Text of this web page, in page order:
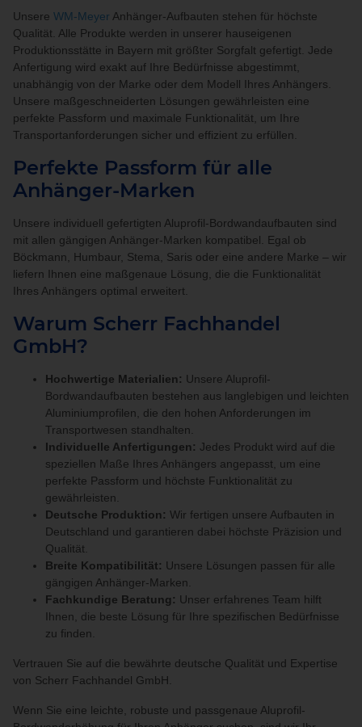
Unsere WM-Meyer Anhänger-Aufbauten stehen für höchste
Qualität. Alle Produkte werden in unserer hauseigenen
Produktionsstätte in Bayern mit größter Sorgfalt gefertigt. Jede
Anfertigung wird exakt auf Ihre Bedürfnisse abgestimmt,
unabhängig von der Marke oder dem Modell Ihres Anhängers.
Unsere maßgeschneiderten Lösungen gewährleisten eine
perfekte Passform und maximale Funktionalität, um Ihre
Transportanforderungen sicher und effizient zu erfüllen.
Perfekte Passform für alle
Anhänger-Marken
Unsere individuell gefertigten Aluprofil-Bordwandaufbauten sind
mit allen gängigen Anhänger-Marken kompatibel. Egal ob
Böckmann, Humbaur, Stema, Saris oder eine andere Marke – wir
liefern Ihnen eine maßgenaue Lösung, die die Funktionalität
Ihres Anhängers optimal erweitert.
Warum Scherr Fachhandel
GmbH?
Hochwertige Materialien: Unsere Aluprofil-
Bordwandaufbauten bestehen aus langlebigen und leichten
Aluminiumprofilen, die den hohen Anforderungen im
Transportwesen standhalten.
Individuelle Anfertigungen: Jedes Produkt wird auf die
speziellen Maße Ihres Anhängers angepasst, um eine
perfekte Passform und höchste Funktionalität zu
gewährleisten.
Deutsche Produktion: Wir fertigen unsere Aufbauten in
Deutschland und garantieren dabei höchste Präzision und
Qualität.
Breite Kompatibilität: Unsere Lösungen passen für alle
gängigen Anhänger-Marken.
Fachkundige Beratung: Unser erfahrenes Team hilft
Ihnen, die beste Lösung für Ihre spezifischen Bedürfnisse
zu finden.
Vertrauen Sie auf die bewährte deutsche Qualität und Expertise
von Scherr Fachhandel GmbH.
Wenn Sie eine leichte, robuste und passgenaue Aluprofil-